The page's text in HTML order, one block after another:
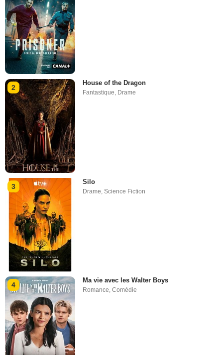
2
House of the Dragon
Fantastique, Drame
3
Silo
Drame ,Science Fiction
4
Ma vie avec les Walter Boys
Romance,Comédie